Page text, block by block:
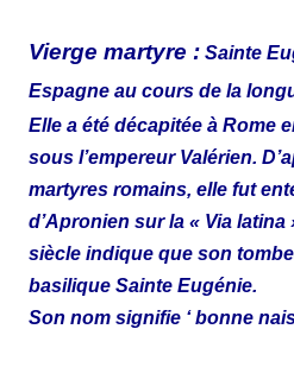
Vierge martyre : Sainte
Espagne au cours de la
Elle a été décapitée à Rome
sous l’empereur Valérien.
martyres romains, elle fut
d’Apronien sur la « Via
siècle indique que son
basilique Sainte Eugénie.
Son nom signifie ‘ bonne